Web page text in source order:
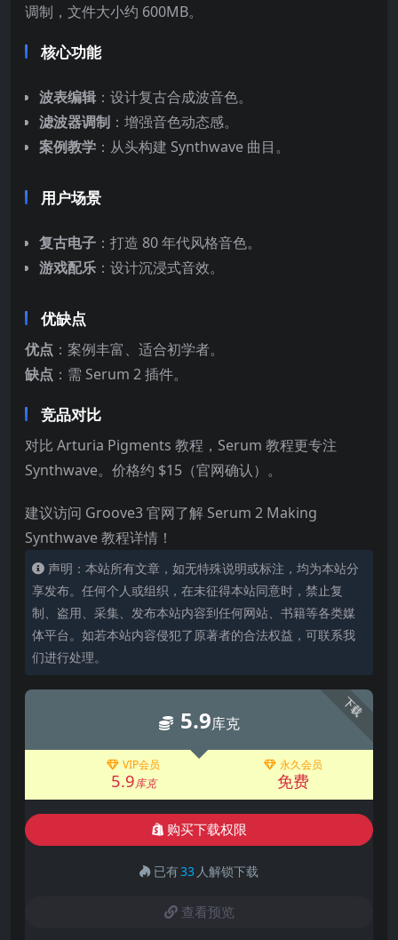
调制，文件大小约 600MB。
核心功能
波表编辑 ：设计复古合成波音色。
滤波器调制 ：增强音色动态感。
案例教学 ：从头构建 Synthwave 曲目。
用户场景
复古电子 ：打造 80 年代风格音色。
游戏配乐 ：设计沉浸式音效。
优缺点
优点 ：案例丰富、适合初学者。
缺点 ：需 Serum 2 插件。
竞品对比
对比 Arturia Pigments 教程，Serum 教程更专注
Synthwave。价格约 $15（官网确认）。
建议访问 Groove3 官网了解 Serum 2 Making
Synthwave 教程详情！
声明：本站所有文章，如无特殊说明或标注，均为本站分
享发布。任何个人或组织，在未征得本站同意时，禁止复
制、盗用、采集、发布本站内容到任何网站、书籍等各类媒
体平台。如若本站内容侵犯了原著者的合法权益，可联系我
们进行处理。
下载
5.9库克
VIP会员
5.9库克
永久会员
免费
购买下载权限
已有33 人解锁下载
查看预览